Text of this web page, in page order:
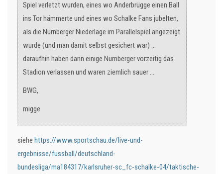
Spiel verletzt wurden, eines wo Anderbrügge einen Ball
ins Tor hämmerte und eines wo Schalke Fans jubelten,
als die Nürnberger Niederlage im Parallelspiel angezeigt
wurde (und man damit selbst gesichert war) ...
daraufhin haben dann einige Nürnberger vorzeitig das
Stadion verlassen und waren ziemlich sauer ...
BWG,
migge
siehe https://www.sportschau.de/live-und-
ergebnisse/fussball/deutschland-
bundesliga/ma184317/karlsruher-sc_fc-schalke-04/taktische-